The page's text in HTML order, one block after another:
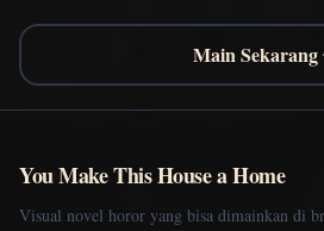
Main Sekarang
You Make This House a Home
Visual novel horor yang bisa dimainkan di